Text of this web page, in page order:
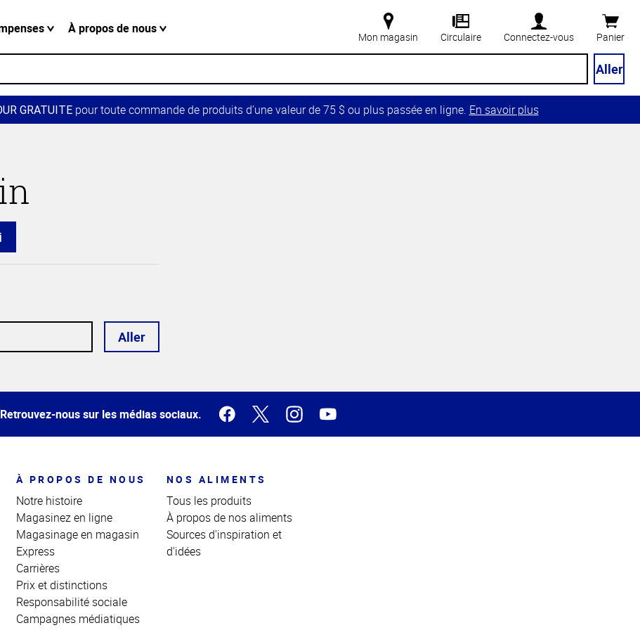
À propos de nous
Mon magasin Circulaire Connectez-vous Panier
Aller
GRATUITEpour toute commande de produits d’une valeur de 75 $ ou plus passée en ligne. En savoir plus
Aller
Retrouvez-nous sur les médias sociaux.
À PROPOS DE NOUS
Notre histoire
Magasinez en ligne
Magasinage en magasin
Express
Carrières
Prix et distinctions
Responsabilité sociale
Campagnes médiatiques
NOS ALIMENTS
Tous les produits
À propos de nos aliments
Sources d'inspiration et
d'idées